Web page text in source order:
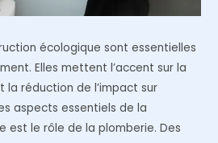
écologique sont essentielles
Elles mettent l’accent sur la
la réduction de l’impact sur
aspects essentiels de la
est le rôle de la plomberie. Des